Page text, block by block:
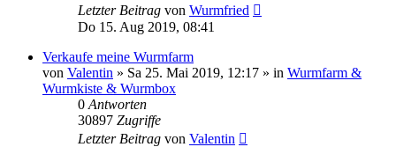
Letzter Beitrag von Wurmfried
Do 15. Aug 2019, 08:41
Verkaufe meine Wurmfarm
von Valentin » Sa 25. Mai 2019, 12:17 » in Wurmfarm &
Wurmkiste & Wurmbox
0 Antworten
30897 Zugriffe
Letzter Beitrag von Valentin